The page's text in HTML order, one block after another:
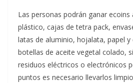
Las personas podrán ganar
plástico, cajas de tetra pack,
latas de aluminio, hojalata, papel
botellas de aceite vegetal colado,
residuos eléctricos o electrónicos
puntos es necesario llevarlos